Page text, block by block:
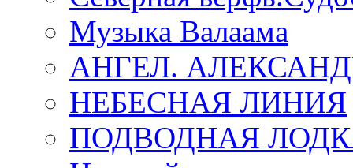
Музыка Валаама
АНГЕЛ.
НЕБЕСНАЯ ЛИНИЯ
ПОДВОДНАЯ